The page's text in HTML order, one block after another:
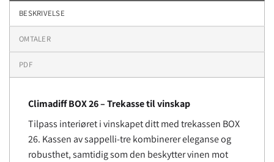
BESKRIVELSE
OMTALER
PDF
ClimadiffBOX 26 –Trekasse til vinskap
Tilpass interiøret i vinskapet ditt med trekassen BOX
26. Kassen av sappelli-tre kombinerer eleganse og
robusthet, samtidig som den beskytter vinen mot